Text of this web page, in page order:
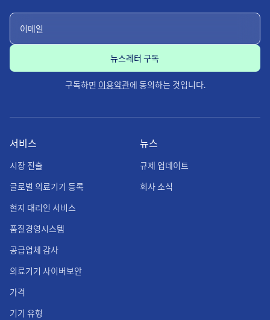
구독하면 이용약관에 동의하는 것입니다.
뉴스
규제 업데이트
회사 소식
서비스
시장 진출
글로벌 의료기기 등록
현지 대리인 서비스
품질경영시스템
공급업체 감사
의료기기 사이버보안
가격
기기 유형